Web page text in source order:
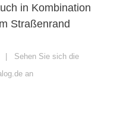
in Kombination
Straßenrand
| Sehen Sie sich die
an